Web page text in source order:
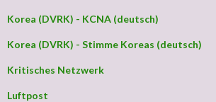
Korea (DVRK) - KCNA (deutsch)
Korea (DVRK) - Stimme Koreas (deutsch)
Kritisches Netzwerk
Luftpost